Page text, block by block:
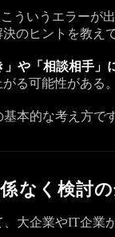
ういうエラーが
のヒントを教え
や「相談相手」
る可能性がある。
本的な考え方です
なく検討
、大企業やIT企業